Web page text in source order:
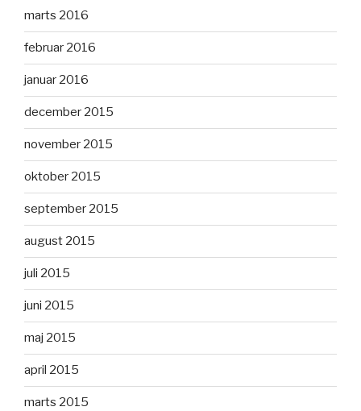
marts 2016
februar 2016
januar 2016
december 2015
november 2015
oktober 2015
september 2015
august 2015
juli 2015
juni 2015
maj 2015
april 2015
marts 2015